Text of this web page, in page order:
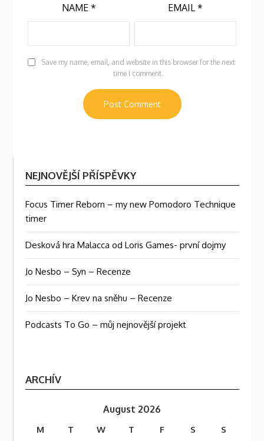
NAME * EMAIL *
Save my name, email, and website in this browser for the next
time I comment.
NEJNOVĚJŠÍ PŘÍSPĚVKY
Focus Timer Reborn – my new Pomodoro Technique
timer
Desková hra Malacca od Loris Games- první dojmy
Jo Nesbo – Syn – Recenze
Jo Nesbo – Krev na sněhu – Recenze
Podcasts To Go – můj nejnovější projekt
ARCHÍV
August 2026
M T W T F S
S